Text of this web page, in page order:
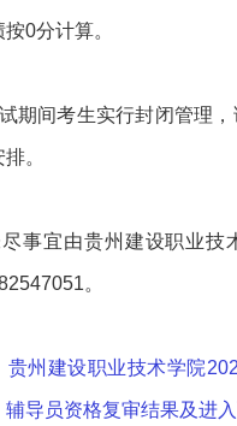
0分计算。
间考生实行封闭管理，
。
宜由贵州建设职业技
。
贵州建设职业技术学院
辅导员资格复审结果及进